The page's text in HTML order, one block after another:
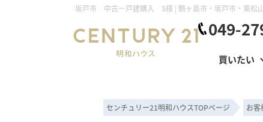
049-
買いたい
センチュリー21明和ハウスTOPページ お客